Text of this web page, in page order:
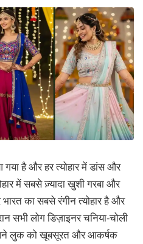
गया है और हर त्योहार में डांस और
में सबसे ज़्यादा खुशी गरबा और
भारत का सबसे रंगीन त्योहार है और
सभी लोग डिज़ाइनर चनिया-चोली
लुक को खूबसूरत और आकर्षक